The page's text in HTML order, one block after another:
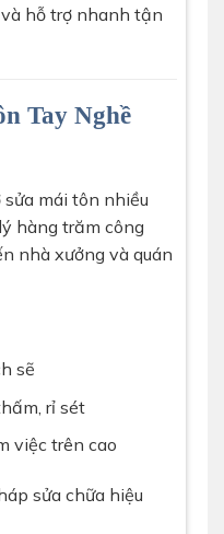
hỗ trợ nhanh tận
Tay Nghề
mái tôn nhiều
hàng trăm công
nhà xưởng và quán
sẽ
rỉ sét
việc trên cao
sửa chữa hiệu